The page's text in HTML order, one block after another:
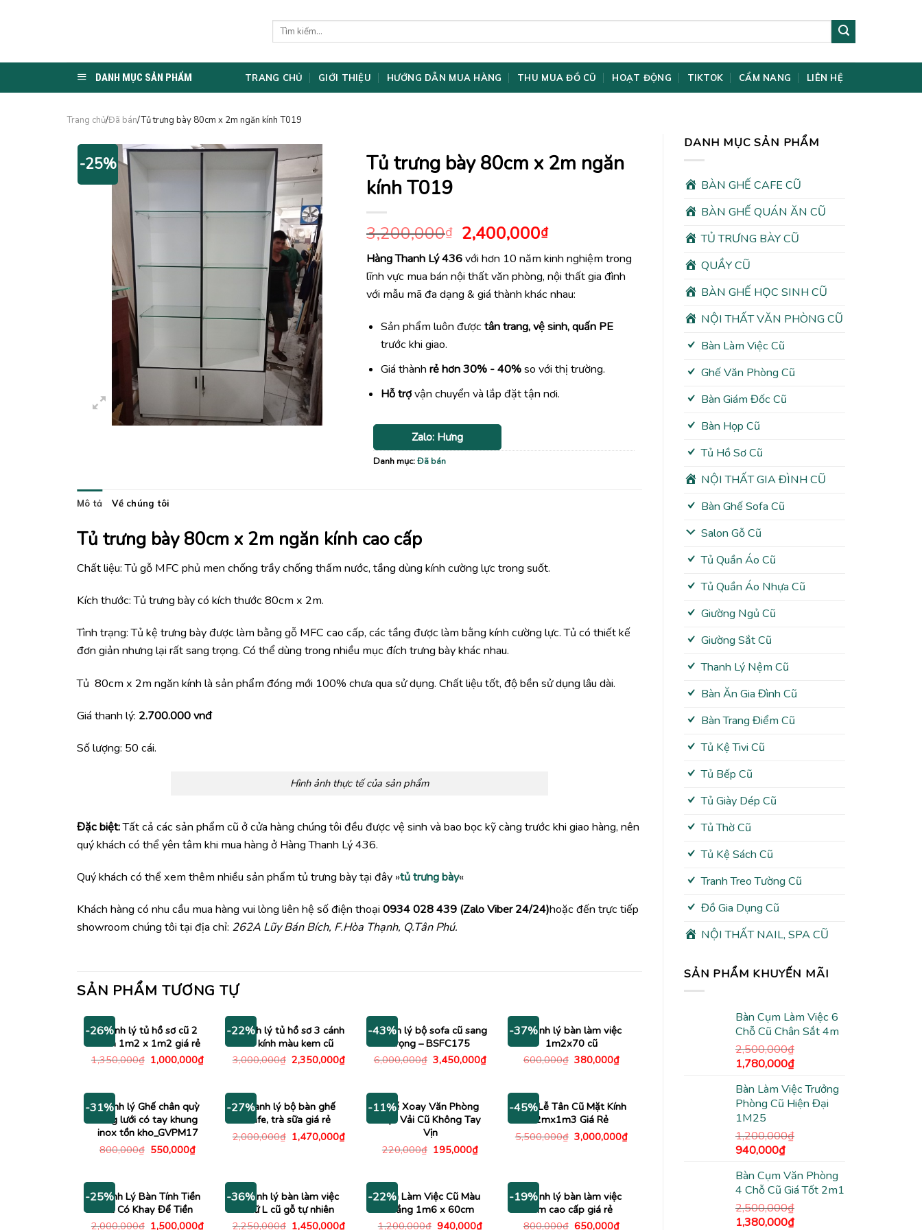
Tìm
DANH MỤC SẢN PHẨM TRANG CHỦ GIỚI THIỆU HƯỚNG DẪN MUA HÀNG THU MUA ĐỒ CŨ HOẠT ĐỘNG TIKTOK CẨM NANG LIÊN HỆ
Trang chủ/Đã bán/Tủ trưng bày 80cm x 2m ngăn kính T019
DANH MỤC SẢN PHẨM
BÀN GHẾ CAFE CŨ
BÀN GHẾ QUÁN ĂN CŨ
TỦ TRƯNG BÀY CŨ
QUẦY CŨ
BÀN GHẾ HỌC SINH CŨ
NỘI THẤT VĂN PHÒNG CŨ
Bàn Làm Việc Cũ
Ghế Văn Phòng Cũ
Bàn Giám Đốc Cũ
Bàn Họp Cũ
Tủ Hồ Sơ Cũ
NỘI THẤT GIA ĐÌNH CŨ
Bàn Ghế Sofa Cũ
Salon Gỗ Cũ
Tủ Quần Áo Cũ
Tủ Quần Áo Nhựa Cũ
Giường Ngủ Cũ
Giường Sắt Cũ
Thanh Lý Nệm Cũ
Bàn Ăn Gia Đình Cũ
Bàn Trang Điểm Cũ
Tủ Kệ Tivi Cũ
Tủ Bếp Cũ
Tủ Giày Dép Cũ
Tủ Thờ Cũ
Tủ Kệ Sách Cũ
Tranh Treo Tường Cũ
Đồ Gia Dụng Cũ
NỘI THẤT NAIL, SPA CŨ
SẢN PHẨM KHUYẾN MÃI
Bàn Cụm Làm Việc 6
Chỗ Cũ Chân Sắt 4m
2,500,000₫
Giá
là:
2,500,000₫.
1,780,000₫Giá
tại
là:
Bàn Làm Việc Trưởng
Phòng Cũ Hiện Đại
1M25
1,200,000₫
Giá
là:
1,200,000₫.
940,000₫Giá
tại
là:
940,000₫.
Bàn Cụm Văn Phòng
4 Chỗ Cũ Giá Tốt 2m1
2,500,000₫
Giá
1,380,000₫Giá
-25%
Tủ trưng bày 80cm x 2m ngăn
kính T019
3,200,000₫ Giá
gốc
là:
3,200,000₫.
2,400,000₫Giá
hiện
tại
là:
2,400,000₫.
Hàng Thanh Lý 436với hơn 10 năm kinh nghiệm trong
lĩnh vực mua bán nội thất văn phòng, nội thất gia đình
với mẫu mã đa dạng & giá thành khác nhau:
Sản phẩm luôn đượctân trang, vệ sinh, quấn PE
trước khi giao.
Giá thànhrẻ hơn 30% - 40%so với thị trường.
Hỗ trợvận chuyển và lắp đặt tận nơi.
Zalo: Hưng
Danh mục:Đã bán
Mô tả Về chúng tôi
Tủ trưng bày 80cm x 2m ngăn kính cao cấp
Chất liệu: Tủ gỗ MFC phủ men chống trầy chống thấm nước, tầng dùng kính cường lực trong suốt.
Kích thước: Tủ trưng bày có kích thước 80cm x 2m.
Tình trạng: Tủ kệ trưng bày được làm bằng gỗ MFC cao cấp, các tầng được làm bằng kính cường lực. Tủ có thiết kế
đơn giản nhưng lại rất sang trọng. Có thể dùng trong nhiều mục đích trưng bày khác nhau.
Tủ 80cm x 2m ngăn kính là sản phẩm đóng mới 100% chưa qua sử dụng. Chất liệu tốt, độ bền sử dụng lâu dài.
Giá thanh lý: 2.700.000 vnđ
Số lượng: 50 cái.
Hình ảnh thực tế của sản phẩm
Đặc biệt:Tất cả các sản phẩm cũ ở cửa hàng chúng tôi đều được vệ sinh và bao bọc kỹ càng trước khi giao hàng, nên
quý khách có thể yên tâm khi mua hàng ở Hàng Thanh Lý 436.
Quý khách có thể xem thêm nhiều sản phẩm tủ trưng bày tại đây »tủ trưng bày«
Khách hàng có nhu cầu mua hàng vui lòng liên hệ số điện thoại 0934 028 439 (Zalo Viber 24/24)hoặc đến trực tiếp
showroom chúng tôi tại địa chỉ: 262A Lũy Bán Bích, F.Hòa Thạnh, Q.Tân Phú.
SẢN PHẨM TƯƠNG TỰ
-26%
Thanh lý tủ hồ sơ cũ 2
cánh 1m2 x 1m2 giá rẻ
1,350,000₫ Giá
gốc
1,000,000₫Giá
1,000,000₫.
-22%
Thanh lý tủ hồ sơ 3 cánh
có kính màu kem cũ
3,000,000₫ Giá
gốc
2,350,000₫Giá
2,350,000₫.
-43%
Thanh lý bộ sofa cũ sang
trọng – BSFC175
6,000,000₫ Giá
gốc
3,450,000₫Giá
3,450,000₫.
-37%
Thanh lý bàn làm việc
1m2x70 cũ
600,000₫ Giá
380,000₫Giá
-31%
Thanh lý Ghế chân quỳ
lưng lưới có tay khung
inox tồn kho_GVPM17
800,000₫ Giá
550,000₫Giá
550,000₫.
-27%Thanh lý bộ bàn ghế
cafe, trà sữa giá rẻ
2,000,000₫ Giá
gốc
1,470,000₫Giá
-11%Ghế Xoay Văn Phòng
Bọc Vải Cũ Không Tay
Vịn
220,000₫ Giá
195,000₫Giá
195,000₫.
-45%
Bàn Lễ Tân Cũ Mặt Kính
2mx1m3 Giá Rẻ
5,500,000₫ Giá
gốc
3,000,000₫Giá
-25%
Thanh Lý Bàn Tính Tiền
Cũ Có Khay Để Tiền
2,000,000₫ Giá
1,500,000₫Giá
-36%
Thanh lý bàn làm việc
chữ L cũ gỗ tự nhiên
2,250,000₫ Giá
1,450,000₫Giá
-22%
Bàn Làm Việc Cũ Màu
Trắng 1m6 x 60cm
1,200,000₫ Giá
940,000₫Giá
-19%
Thanh lý bàn làm việc
1m cao cấp giá rẻ
800,000₫ Giá
650,000₫Giá